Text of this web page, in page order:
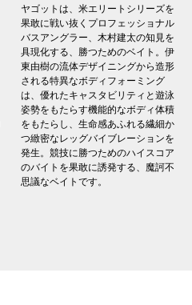
ヤゴットは、米エリートシリーズを
果敢に戦い抜くプロフェッショナル
バスアングラー、木村建太の知見を
具現化する、勝つためのベイト。伊
東由樹の流体デザイニングから造形
される特異なボディフォーミング
は、優れたキャスタビリティと遊泳
姿勢をもたらす機能的なボディ体積
をもたらし、生命感あふれる繊細か
つ緻密なレッグバイブレーションを
発生。競技に勝つためのハイスコア
のバイトを果敢に誘発する、魔訶不
思議なベイトです。